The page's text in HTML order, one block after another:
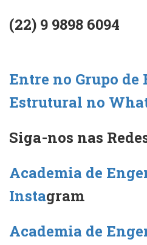
(22) 9 9898 6094
Entre no Grupo
Estrutural no
Siga-nos nas
Academia de
Instagram
Academia de